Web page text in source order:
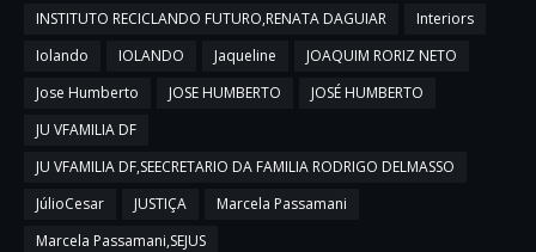
INSTITUTO RECICLANDO FUTURO,RENATA DAGUIAR
Interiors
Iolando
IOLANDO Jaqueline
JOAQUIM RORIZ NETO
Jose Humberto
JOSE HUMBERTO
JOSÉ HUMBERTO
JU VFAMILIA DF
JU VFAMILIA DF,SEECRETARIO DA FAMILIA RODRIGO DELMASSO
JúlioCesar
JUSTIÇA
Marcela Passamani
Marcela Passamani,SEJUS